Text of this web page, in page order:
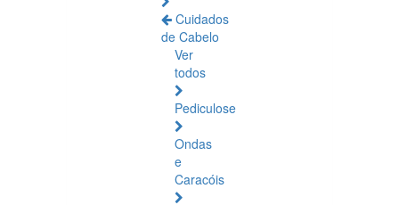
Cuidados
de Cabelo
Ver
todos
Pediculose
Ondas
e
Caracóis